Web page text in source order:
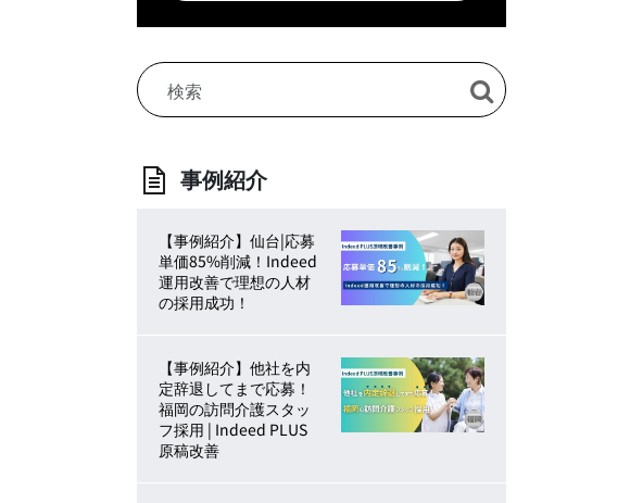
事例紹介
【事例紹介】仙台|応募
単価85%削減！Indeed
運用改善で理想の人材
の採用成功！
【事例紹介】他社を内
定辞退してまで応募！
福岡の訪問介護スタッ
フ採用 | Indeed PLUS
原稿改善